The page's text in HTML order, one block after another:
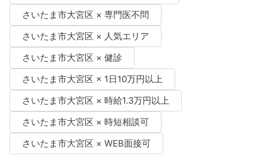
さいたま市大宮区 × 専門医不問
さいたま市大宮区 × 人気エリア
さいたま市大宮区 × 健診
さいたま市大宮区 × 1日10万円以上
さいたま市大宮区 × 時給1.3万円以上
さいたま市大宮区 × 時短相談可
さいたま市大宮区 × WEB面接可